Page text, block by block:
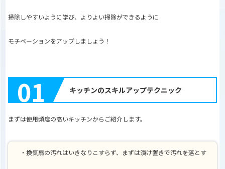
掃除しやすいように学び、よりよい掃除ができるように
モチベーションをアップしましょう！
01 キッチンのスキルアップテクニック
まずは使用頻度の高いキッチンからご紹介します。
・換気扇の汚れはいきなりこすらず、まずは漬け置きで汚れを落とす